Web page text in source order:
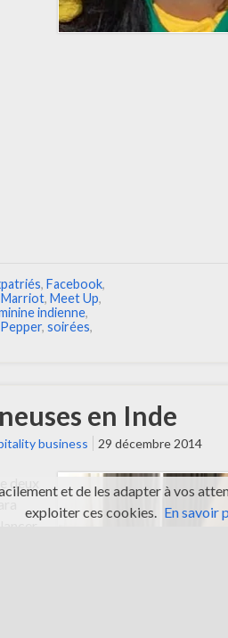
, Facebook,
Marriot, Meet Up,
indienne,
, soirées,
en Inde
business 29 décembre 2014
et de les adapter à vos
exploiter ces cookies. En savoir